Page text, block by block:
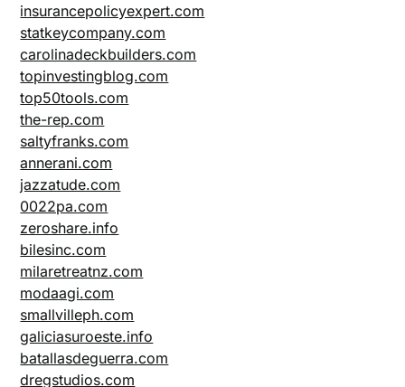
insurancepolicyexpert.com
statkeycompany.com
carolinadeckbuilders.com
topinvestingblog.com
top50tools.com
the-rep.com
saltyfranks.com
annerani.com
jazzatude.com
0022pa.com
zeroshare.info
bilesinc.com
milaretreatnz.com
modaagi.com
smallvilleph.com
galiciasuroeste.info
batallasdeguerra.com
dregstudios.com